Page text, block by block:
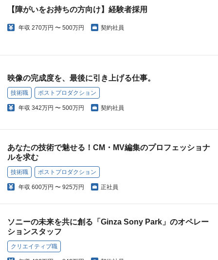
【障がいをお持ちの方向け】経験者採用
年収 270万円 〜 500万円 契約社員
映像の完成度を、最後に引き上げる仕事。
技術職 ポストプロダクション
年収 342万円 〜 500万円 契約社員
あなたの技術で魅せる！CM・MV編集のプロフェッショナ
ルを求む
技術職 ポストプロダクション
年収 600万円 〜 925万円 正社員
ソニーの未来を共に創る「Ginza Sony Park」のオペレー
ションスタッフ
クリエイティブ職